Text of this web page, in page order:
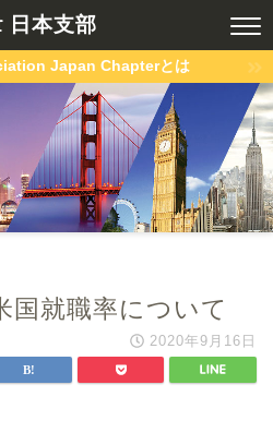
日本支部
Japan Chapterとは
国就職率について
2020年9月16日